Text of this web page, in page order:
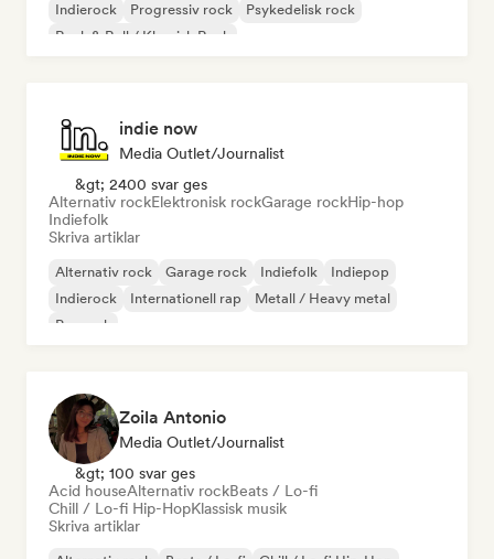
Indierock
Progressiv rock
Psykedelisk rock
Rock & Roll / Klassisk Rock
indie now
Media Outlet/Journalist
&gt; 2400 svar ges
Alternativ rockElektronisk rockGarage rockHip-hop
Indiefolk
Skriva artiklar
Alternativ rock Garage rock Indiefolk
Indiepop
Indierock
Internationell rap
Metall / Heavy metal
Poprock
Zoila Antonio
Media Outlet/Journalist
&gt; 100 svar ges
Acid houseAlternativ rockBeats / Lo-fi
Chill / Lo-fi Hip-HopKlassisk musik
Skriva artiklar